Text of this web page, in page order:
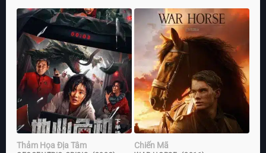
Thảm Họa Địa Tâm Chiến Mã